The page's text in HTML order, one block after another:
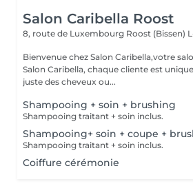
Salon Caribella Roost
8, route de Luxembourg Roost (Bissen)
Bienvenue chez Salon Caribella,votre salon
Salon Caribella, chaque cliente est unique. Ici, on ne fait
juste des cheveux ou...
Shampooing + soin + brushing
Shampooing traitant + soin inclus.
Shampooing+ soin + coupe +
Shampooing traitant + soin inclus.
Coiffure cérémonie